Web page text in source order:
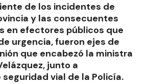
de los incidentes de
y las consecuentes
en efectores públicos que
urgencia, fueron ejes de
que encabezó la ministra
junto a
vial de la Policía.